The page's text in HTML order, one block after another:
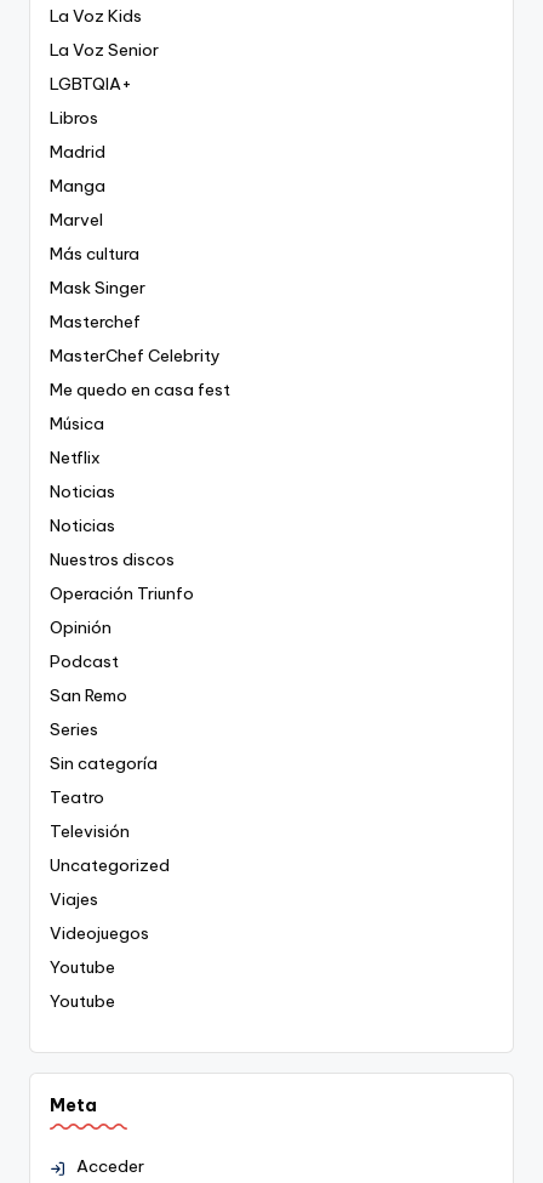
La Voz Kids
La Voz Senior
LGBTQIA+
Libros
Madrid
Manga
Marvel
Más cultura
Mask Singer
Masterchef
MasterChef Celebrity
Me quedo en casa fest
Música
Netflix
Noticias
Noticias
Nuestros discos
Operación Triunfo
Opinión
Podcast
San Remo
Series
Sin categoría
Teatro
Televisión
Uncategorized
Viajes
Videojuegos
Youtube
Youtube
Meta
Acceder